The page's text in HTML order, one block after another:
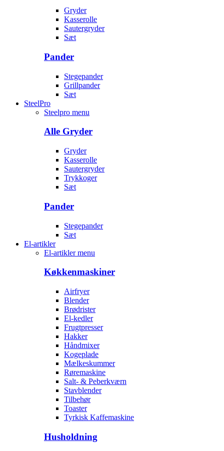
Gryder
Kasserolle
Sautergryder
Sæt
Pander
Stegepander
Grillpander
Sæt
SteelPro
Steelpro menu
Alle Gryder
Gryder
Kasserolle
Sautergryder
Trykkoger
Sæt
Pander
Stegepander
Sæt
El-artikler
El-artikler menu
Køkkenmaskiner
Airfryer
Blender
Brødrister
El-kedler
Frugtpresser
Hakker
Håndmixer
Kogeplade
Mælkeskummer
Røremaskine
Salt- & Peberkværn
Stavblender
Tilbehør
Toaster
Tyrkisk Kaffemaskine
Husholdning